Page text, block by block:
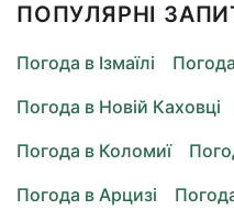
ПОПУЛЯРНІ
Погода в Ізмаїлі
Погода в Новій Каховці
Погода в Коломиї
Погода в Арцизі